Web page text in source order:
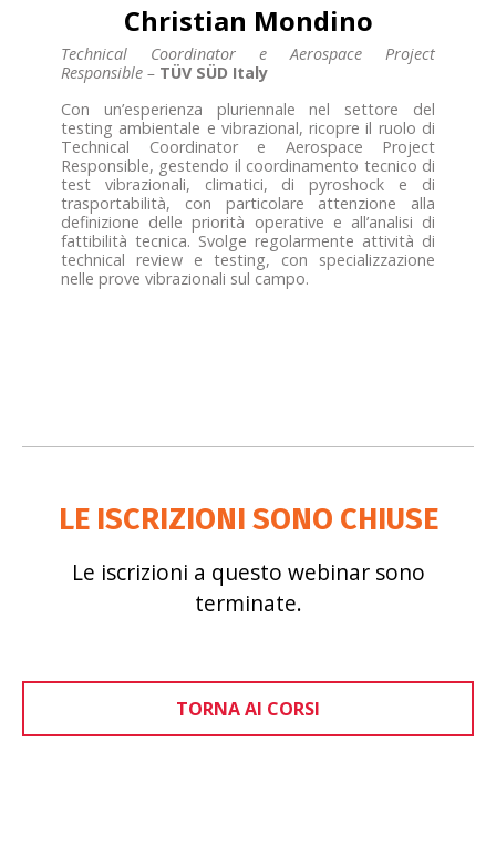
Christian Mondino
Technical Coordinator e Aerospace Project
Responsible – TÜV SÜD Italy
Con un’esperienza pluriennale nel settore del
testing ambientale e vibrazional, ricopre il ruolo di
Technical Coordinator e Aerospace Project
Responsible, gestendo il coordinamento tecnico di
test vibrazionali, climatici, di pyroshock e di
trasportabilità, con particolare attenzione alla
definizione delle priorità operative e all’analisi di
fattibilità tecnica. Svolge regolarmente attività di
technical review e testing, con specializzazione
nelle prove vibrazionali sul campo.
LE ISCRIZIONI SONO CHIUSE
Le iscrizioni a questo webinar sono
terminate.
TORNA AI CORSI